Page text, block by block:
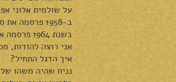
על שולמית אלוני
ב-1958 פרסמה את ספר הלימוד לבתי ספר תיכוניים "אזרח ומדינתו: יסודות בתורת האזרחות".
בשנת 1964 פרסמה את הספר "זכויות הילד בחוקי מדינת ישראל".
אני רוצה להודות,
איך הדגל התחיל?
נניח שהיה משהו